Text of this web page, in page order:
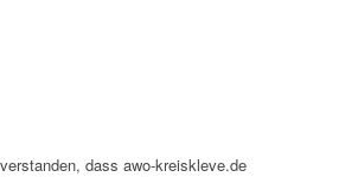
dass awo-kreiskleve.de